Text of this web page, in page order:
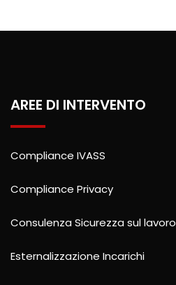
AREE DI INTERVENTO
Compliance IVASS
Compliance Privacy
Consulenza Sicurezza sul lavoro
Esternalizzazione Incarichi